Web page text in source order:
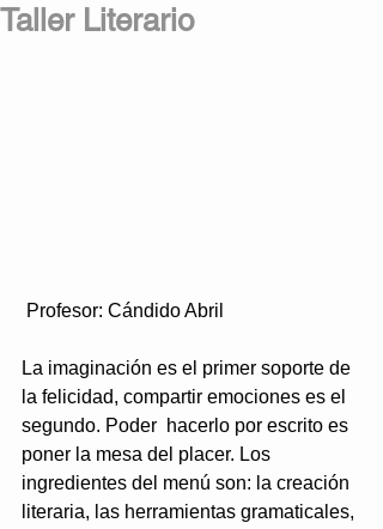
Taller Literario
Profesor: Cándido Abril
La imaginación es el primer soporte de
la felicidad, compartir emociones es el
segundo. Poder  hacerlo por escrito es
poner la mesa del placer. Los
ingredientes del menú son: la creación
literaria, las herramientas gramaticales,